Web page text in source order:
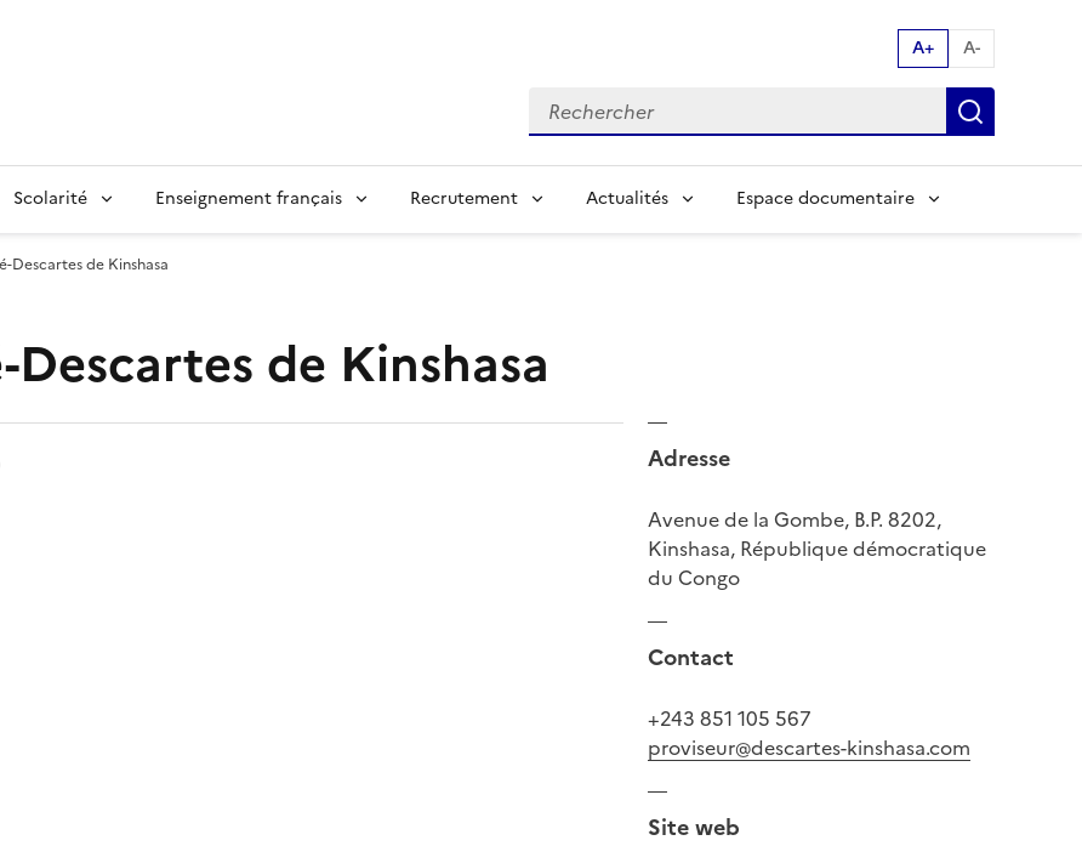
A+ A-
Recherche par mot clés:
Scolarité Enseignement français Recrutement Actualités Espace documentaire
Descartes de Kinshasa
de Kinshasa
Adresse
Avenue de la Gombe, B.P. 8202,
Kinshasa, République démocratique
du Congo
Contact
+243 851 105 567
proviseur@descartes-kinshasa.com
Site web